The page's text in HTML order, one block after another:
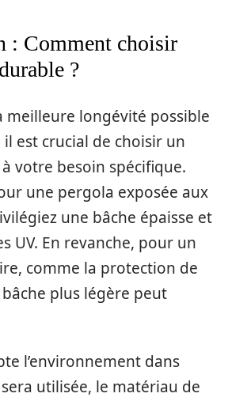
: Comment choisir
?
meilleure longévité possible
est crucial de choisir un
votre besoin spécifique.
une pergola exposée aux
une bâche épaisse et
UV. En revanche, pour un
comme la protection de
plus légère peut
l’environnement dans
utilisée, le matériau de